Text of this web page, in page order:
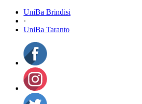
UniBa Brindisi
·
UniBa Taranto